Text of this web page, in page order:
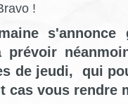
!
prévoir
de jeudi, qui
cas vous rendre